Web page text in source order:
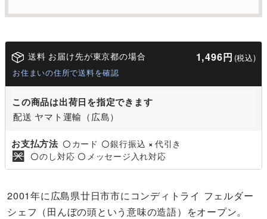
送料 お届け先が東京都の場合 1,496円 (税込)
お住まいの住所で送料を確認
この商品は出荷日を指定できます
配送 ヤマト運輸（広島）
お支払方法 〇 カード 〇銀行振込 × 代引き
〇のし対応 〇 メッセージ入れ対応
2001年に広島県廿日市市にコンディトライ フェルダー
シェフ（田んぼの頭という意味の造語）をオープン。